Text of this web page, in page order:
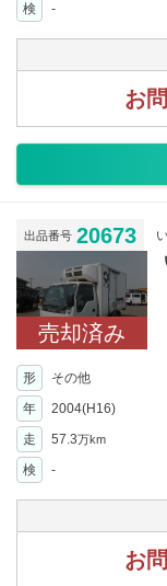
検
-
お
出品番号 20673
売却済み
形 その他
年
2004(H16)
走 57.3万km
検
-
お